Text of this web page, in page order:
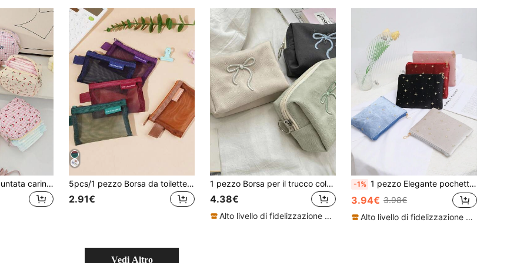
1 pezzo Borsa trapuntata carina a forma di ciliegia, borsa per il trucco portatile alla moda e casual di grande capacità con cerniera, borse cosmetiche essenziali per il viaggio e le vacanze per assorbenti igienici, cuscinetti, auricolari, cuffie, caricabatterie, rossetti, cosmetici, profumi, prodotti per la cura della pelle e della bellezza, decorazione per la casa, chiavi, regali di Natale, organizer da viaggio per il trucco, regali di Natale, pochette, regali per le donne, pochette/borsetta piccola, organizer per il trucco, mini pochette, pochette di grande capacità, regali per le donne, regali di Natale, idee regalo per le donne, borsa per il trucco, articoli da viaggio 5pcs/1 pezzo Borsa da toilette in nylon a rete triangolare di grande capacità, borsa per il trucco portatile e impermeabile, borsa per il trucco multifunzionale, borsa per cancelleria, borsa per il cavo dati, portamonete, borsa di stoccaggio in nylon a rete quadrata di colore retrò, piccola borsa di stoccaggio
2.91€
1 pezzo Borsa per il trucco colore unito con fiocco tridimensionale, borsa cosmetica impermeabile, confezione per rossetti, borse da donna per il trucco, piccola borsa portaoggetti, custodia per il trucco, borse da viaggio per signore, astuccio per matite, grande capacità per uso quotidiano, porta pennelli da trucco
4.38€
Alto livello di fidelizzazione dei clienti
-1% 1 pezzo Elegante pochette in velluto con motivo a stelle, borsa portaoggetti per pennelli da trucco di grande capacità con decorazione in oro, organizer cosmetico versatile, borsa da donna per il trucco da viaggio, organizer per articoli da toilette da viaggio, regali, accessori con cerniera, borse per il trucco, borse cosmetiche, organizer per il trucco, da viaggio, pochette per il trucco, borsa, vanità, borsa per il trucco, articoli essenziali da viaggio, borsa, borse per il trucco, articoli essenziali da viaggio, accessori per la vanità, borsa per il trucco piccola, borsa cosmetica, articoli essenziali da viaggio, grande capacità, borsa per il trucco grande, regali di Natale, pochette, da viaggio, regali per le donne, articoli essenziali da viaggio, pochette, frizione / piccola borsa a mano, organizer per il trucco, porta pennelli, mini pochette, pochette di grande capacità, regali per le donne, regali di Natale, idee regalo per le donne
3.94€ 3.98€
Alto livello di fidelizzazione dei clienti
Vedi Altro